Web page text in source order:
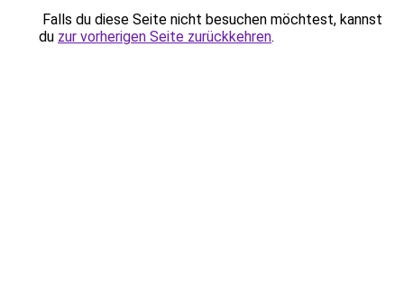
Falls du diese Seite nicht besuchen möchtest, kannst
du zur vorherigen Seite zurückkehren.